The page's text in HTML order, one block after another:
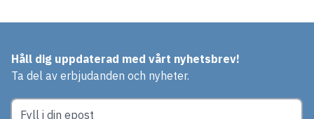
Håll dig uppdaterad med vårt nyhetsbrev!
Ta del av erbjudanden och nyheter.